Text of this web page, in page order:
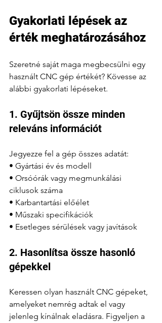
Gyakorlati lépések az
érték meghatározásához
Szeretné saját maga megbecsülni egy
használt CNC gép értékét? Kövesse az
alábbi gyakorlati lépéseket.
1. Gyűjtsön össze minden
releváns információt
Jegyezze fel a gép összes adatát:
• Gyártási év és modell
• Orsóórák vagy megmunkálási
ciklusok száma
• Karbantartási előélet
• Műszaki specifikációk
• Esetleges sérülések vagy javítások
2. Hasonlítsa össze hasonló
gépekkel
Keressen olyan használt CNC gépeket,
amelyeket nemrég adtak el vagy
jelenleg kínálnak eladásra. Figyeljen a